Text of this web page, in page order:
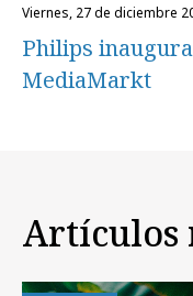
viernes, 27 de diciembre
Philips
MediaMarkt
Artículos